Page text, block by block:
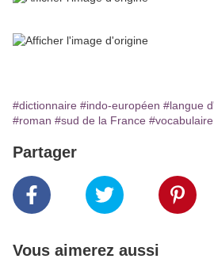
#dictionnaire #indo-européen #langue
#roman #sud de la France
Partager
Vous aimerez aussi